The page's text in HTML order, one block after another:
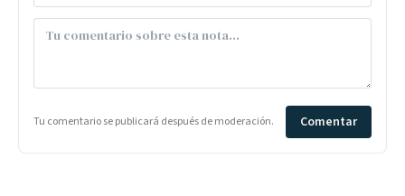
Tu comentario se publicará después de moderación. Comentar